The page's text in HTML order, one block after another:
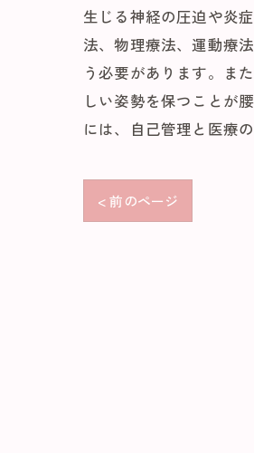
生じる神経の圧迫や炎
法、物理療法、運動療
う必要があります。ま
しい姿勢を保つことが
には、自己管理と医療
< 前のページ